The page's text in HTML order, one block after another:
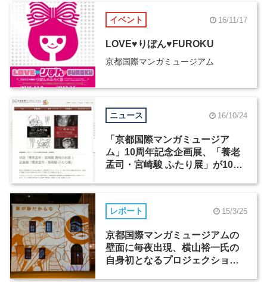
イベント 16/11/17
LOVE♥りぼん♥FUROKU
京都国際マンガミュージアム
ニュース 16/10/24
「京都国際マンガミュージア
ム」10周年記念企画展、「養老
孟司・宮崎駿 ふたり展」が10月
レポート 15/3/25
京都国際マンガミュージアムの
壁面に毎夜出現、横山裕一氏の
自身初となるプロジェクション